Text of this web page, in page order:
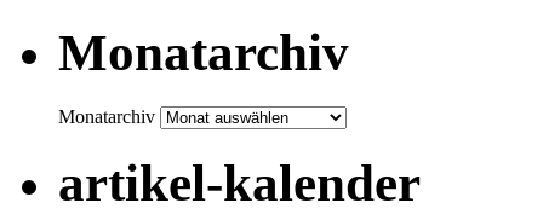
Monatarchiv
Monatarchiv
artikel-kalender